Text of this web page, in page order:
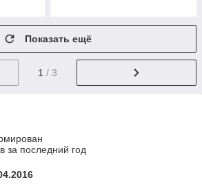
Показать ещё
1 / 3
за последний год